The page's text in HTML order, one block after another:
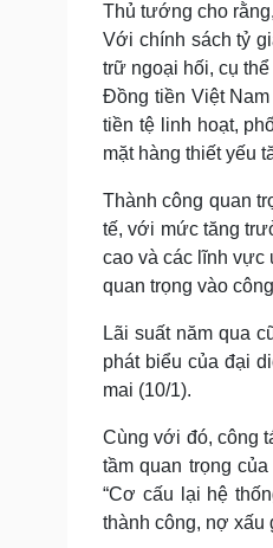
Thủ tướng cho
Với chính sách tỷ
trữ ngoại hối, cụ
Đồng tiền Việt
tiền tệ linh hoạt,
mặt hàng thiết yếu
Thành công quan
tế, với mức tăng
cao và các lĩnh vực
quan trọng vào
Lãi suất năm qua
phát biểu của đại
mai (10/1).
Cùng với đó, công
tầm quan trọng
“Cơ cấu lại hệ
thành công, nợ xấu